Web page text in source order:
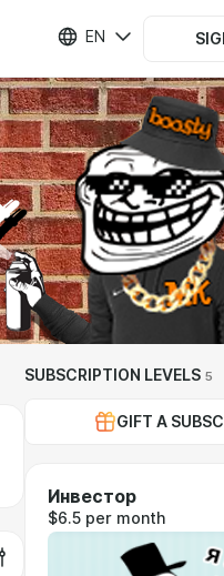
EN
SUBSCRIPTION LEVELS 5
GIFT A
Инвестор
$6.5 per month